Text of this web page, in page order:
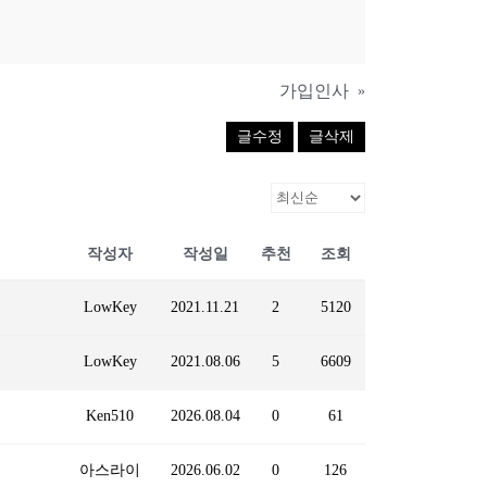
가입인사 »
글수정 글삭제
작성자 작성일 추천 조회
LowKey 2021.11.21 2 5120
LowKey 2021.08.06 5 6609
Ken510 2026.08.04 0 61
아스라이 2026.06.02 0 126